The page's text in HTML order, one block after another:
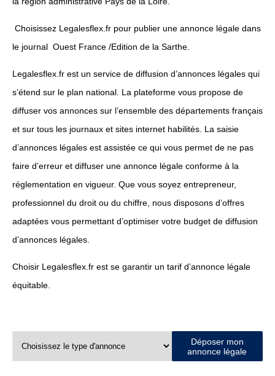
Choisissez Legalesflex.fr pour publier une annonce légale dans
le journal Ouest France /Edition de la Sarthe.
Legalesflex.fr est un service de diffusion d’annonces légales qui
s’étend sur le plan national. La plateforme vous propose de
diffuser vos annonces sur l’ensemble des départements français
et sur tous les journaux et sites internet habilités. La saisie
d’annonces légales est assistée ce qui vous permet de ne pas
faire d’erreur et diffuser une annonce légale conforme à la
réglementation en vigueur. Que vous soyez entrepreneur,
professionnel du droit ou du chiffre, nous disposons d’offres
adaptées vous permettant d’optimiser votre budget de diffusion
d’annonces légales.
Choisir Legalesflex.fr est se garantir un tarif d’annonce légale
équitable.
Déposer mon
annonce légale